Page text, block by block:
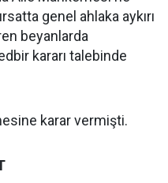
genel ahlaka aykırı
beyanlarda
kararı talebinde
karar vermişti.